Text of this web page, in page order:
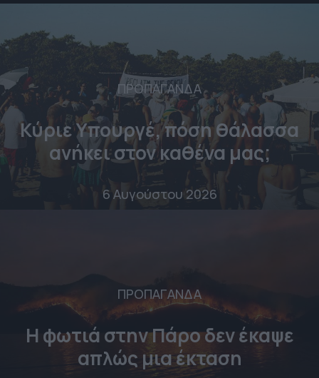
ΠΡΟΠΑΓΑΝΔΑ
Κύριε Υπουργέ, πόση θάλασσα
ανήκει στον καθένα μας;
6 Αυγούστου 2026
ΠΡΟΠΑΓΑΝΔΑ
Η φωτιά στην Πάρο δεν έκαψε
απλώς μια έκταση